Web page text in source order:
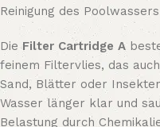
Reinigung des
DieFilter Cartridge A
feinem Filtervlies, das
Sand, Blätter oder
Wasser länger klar und
Belastung durch